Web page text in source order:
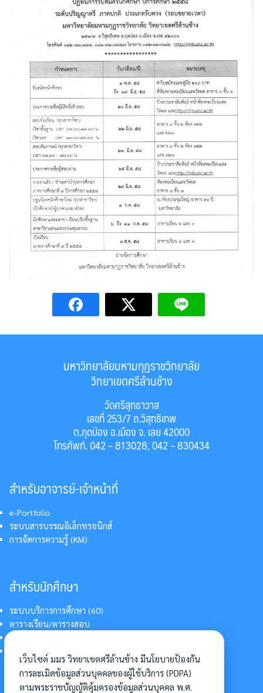
มหาวิทยาลัยมหามกุฏราชวิทยาลัย
วิทยาเขตศรีล้านช้าง
วัดศรีสุทธาวาส
เลขที่ 253/7 ถ.วิสุทธิเทพ
ต.กุดป่อง อ.เมือง จ. เลย 42000
โทรศัพท์. 042 – 813028, 042 – 830434
สำหรับอาจารย์-เจ้าหน้าที่
e-Portfolio
ระบบสารบรรณอิเล็กทรอนิกส์
การจัดการความรู้ (KM)
สำหรับนักศึกษา
ระบบบริการการศึกษา (60)
ตารางเรียน/ตารางสอบ
การแต่งกายนักศึกษา
เว็บไซต์ มมร วิทยาเขตศรีล้านช้าง มีนโยบายป้องกัน
การละเมิดข้อมูลส่วนบุคคลของผู้ใช้บริการ (PDPA)
ตามพระราชบัญญัติคุ้มครองข้อมูลส่วนบุคคล พ.ศ.